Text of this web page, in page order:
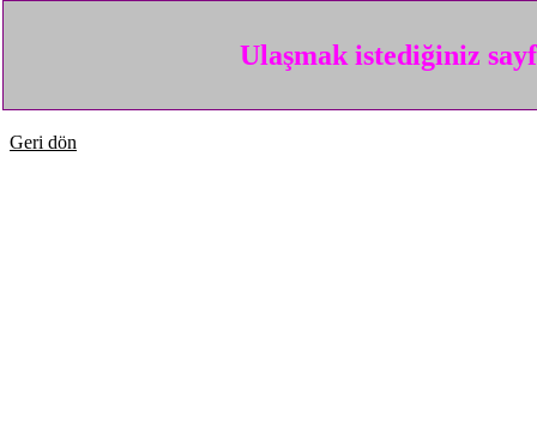
Ulaşmak istediğiniz
Geri dön